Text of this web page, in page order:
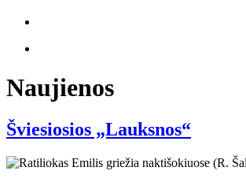
Naujienos
Šviesiosios „Lauksnos“